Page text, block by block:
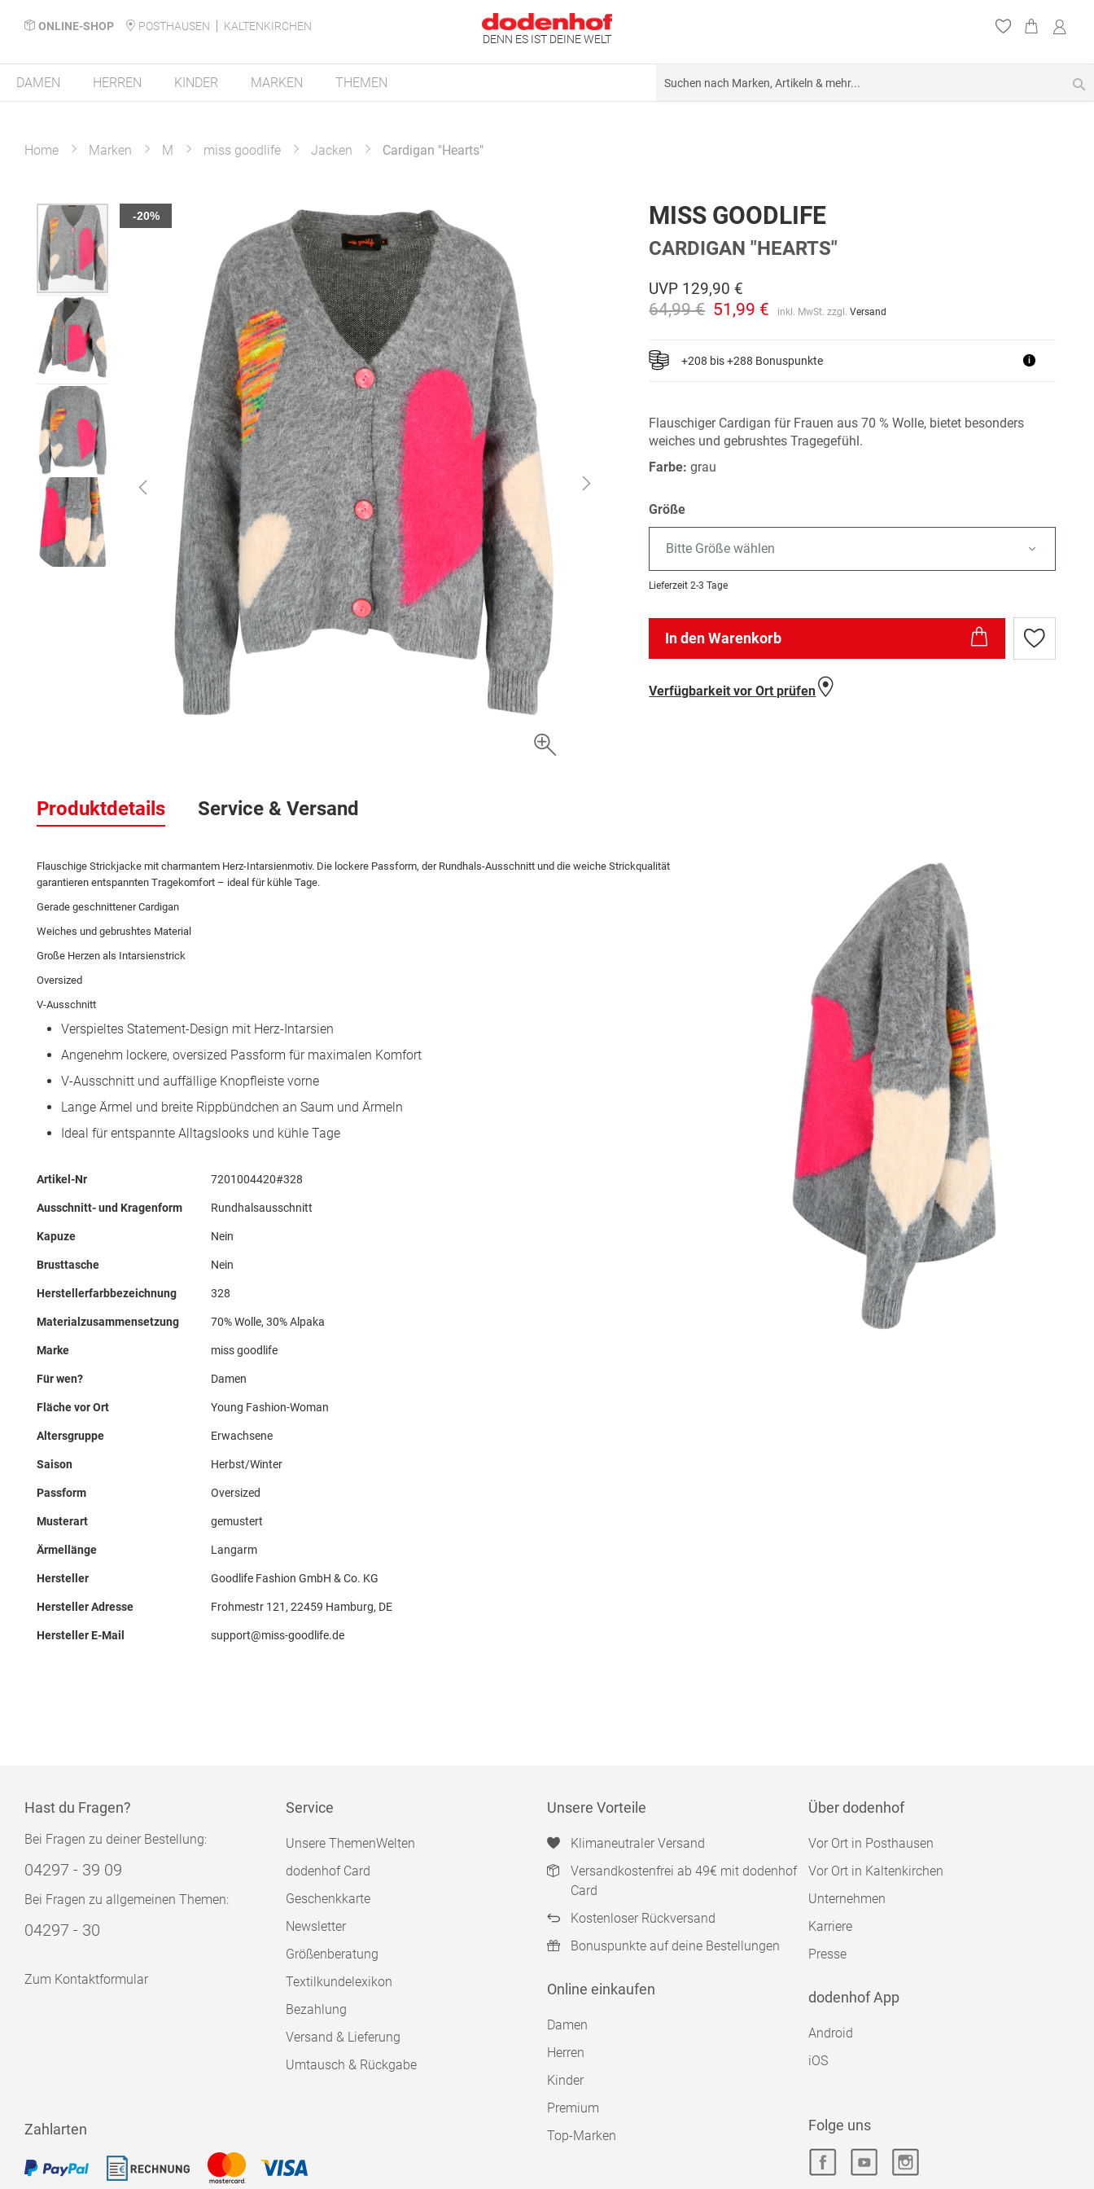
ONLINE-SHOP POSTHAUSEN
KALTENKIRCHEN
DENN ES IST DEINE WELT
DAMEN HERREN KINDER MARKEN THEMEN
Home Marken M miss goodlife Jacken Cardigan "Hearts"
Zum
Ende
der
Bildergalerie
springen
-20%
der
Bildergalerie
MISS GOODLIFE
CARDIGAN "HEARTS"
UVP 129,90 €
64,99 € 51,99 € inkl. MwSt. zzgl.Versand
+208 bis +288 Bonuspunkte i
Flauschiger Cardigan für Frauen aus 70 % Wolle, bietet besonders
weiches und gebrushtes Tragegefühl.
Farbe:grau
Größe
Bitte Größe wählen
Lieferzeit 2-3 Tage
In den Warenkorb
Zur
Wunschliste
Verfügbarkeit vor Ort prüfen
Produktdetails
Flauschige Strickjacke mit charmantem Herz-Intarsienmotiv. Die lockere Passform, der Rundhals-Ausschnitt und die weiche Strickqualität
garantieren entspannten Tragekomfort – ideal für kühle Tage.
Gerade geschnittener Cardigan
Weiches und gebrushtes Material
Große Herzen als Intarsienstrick
Oversized
V-Ausschnitt
Verspieltes Statement-Design mit Herz-Intarsien
Angenehm lockere, oversized Passform für maximalen Komfort
V-Ausschnitt und auffällige Knopfleiste vorne
Lange Ärmel und breite Rippbündchen an Saum und Ärmeln
Ideal für entspannte Alltagslooks und kühle Tage
Mehr
Artikel-Nr 7201004420#328
Ausschnitt- und Kragenform Rundhalsausschnitt
Kapuze Nein
Brusttasche Nein
Herstellerfarbbezeichnung 328
Materialzusammensetzung 70% Wolle, 30% Alpaka
Marke miss goodlife
Für wen? Damen
Fläche vor Ort Young Fashion-Woman
Altersgruppe Erwachsene
Saison Herbst/Winter
Passform Oversized
Musterart gemustert
Ärmellänge Langarm
Hersteller Goodlife Fashion GmbH & Co. KG
Hersteller Adresse Frohmestr 121, 22459 Hamburg, DE
Hersteller E-Mail support@miss-goodlife.de
Service & Versand
Hast du Fragen?
Bei Fragen zu deiner Bestellung:
04297 - 39 09
Bei Fragen zu allgemeinen Themen:
04297 - 30
Zum Kontaktformular
Service
Unsere ThemenWelten
dodenhof Card
Geschenkkarte
Newsletter
Größenberatung
Textilkundelexikon
Bezahlung
Versand & Lieferung
Umtausch & Rückgabe
Unsere Vorteile
Klimaneutraler Versand
Versandkostenfrei ab 49€ mit dodenhof
Card
Kostenloser Rückversand
Bonuspunkte auf deine Bestellungen
Online einkaufen
Damen
Herren
Kinder
Premium
Top-Marken
Über dodenhof
Vor Ort in Posthausen
Vor Ort in Kaltenkirchen
Unternehmen
Karriere
Presse
dodenhof App
Android
iOS
Zahlarten Folge uns